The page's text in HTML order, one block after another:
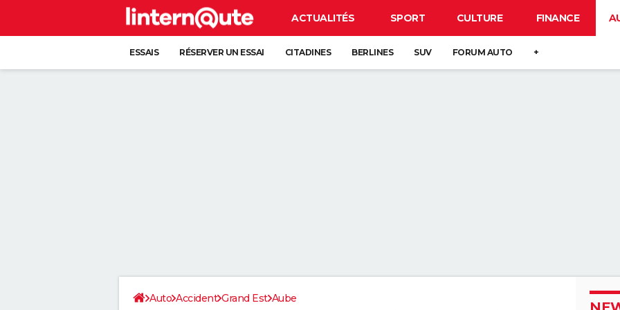
ACTUALITÉS SPORT CULTURE FINANCE
ESSAIS RÉSERVER UN ESSAI CITADINES BERLINES SUV FORUM AUTO +
Auto Accident Grand Est Aube